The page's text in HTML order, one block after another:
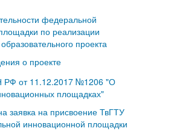
федеральной
по реализации
проекта
о проекте
РФ от 11.12.2017 №1206 "О
площадках"
заявка на присвоение ТвГТУ
инновационной площадки